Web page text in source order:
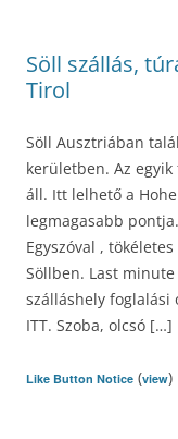
Söll szállás,
Tirol
Söll Ausztriában
kerületben. Az
áll. Itt lelhető a
legmagasabb
Egyszóval ,
Söllben. Last
szálláshely foglalási
ITT. Szoba, olcsó […]
Like Button Notice (view)